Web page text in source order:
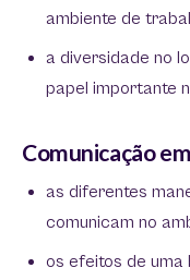
ambiente de
a diversidade no
papel importante
Comunicação
as diferentes
comunicam no
os efeitos de